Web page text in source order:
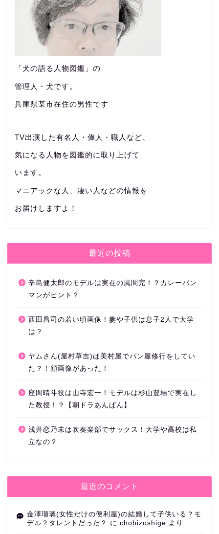
「犬の語る人物図鑑」の
管理人・犬です。
兵庫県某市在住の男性です
TV出演した有名人・偉人・職人など、
気になる人物を図鑑的に取り上げて
います。
マニアックな人、凄い人などの情報を
お届けしますよ！
最近の投稿
辛島健太郎のモデルは実在の風間完！？カレーパン
マンがヒント？
西田昌司の若い頃画像！妻や子供は息子2人で大学
は？
ヤムさん(屋村草吉)は美村屋でパン屋修行をしてい
た？！顔画像があった！
座間晴斗役は山寺宏一！モデルは杉山豊桔で実在し
た教授！？【朝ドラあんぱん】
浅井恋乃未は吹奏楽部でサックス！大学や高校は私
立なの？
最近のコメント
金澤瑠璃(女性だけの便利屋)の結婚して子供いる？モ
デル？タレントだった？
に chobizoshige より